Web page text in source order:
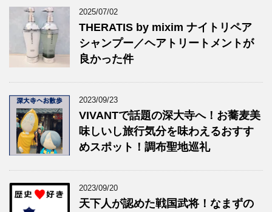
2025/07/02
THERATIS by mixim ナイトリペア
シャンプー／ヘアトリートメントが
良かった件
2023/09/23
VIVANTで話題の深大寺へ！お蕎麦美
味しいし旅行気分を味わえるおすす
めスポット！調布聖地巡礼
2023/09/20
天下人が認めた戦国武将！なまずの